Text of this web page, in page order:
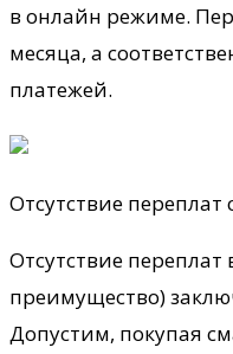
в онлайн режиме.
месяца, а
платежей.
Отсутствие переплат
Отсутствие переплат
преимущество)
Допустим, покупая